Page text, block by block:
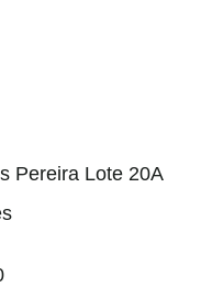
Pereira Lote 20A